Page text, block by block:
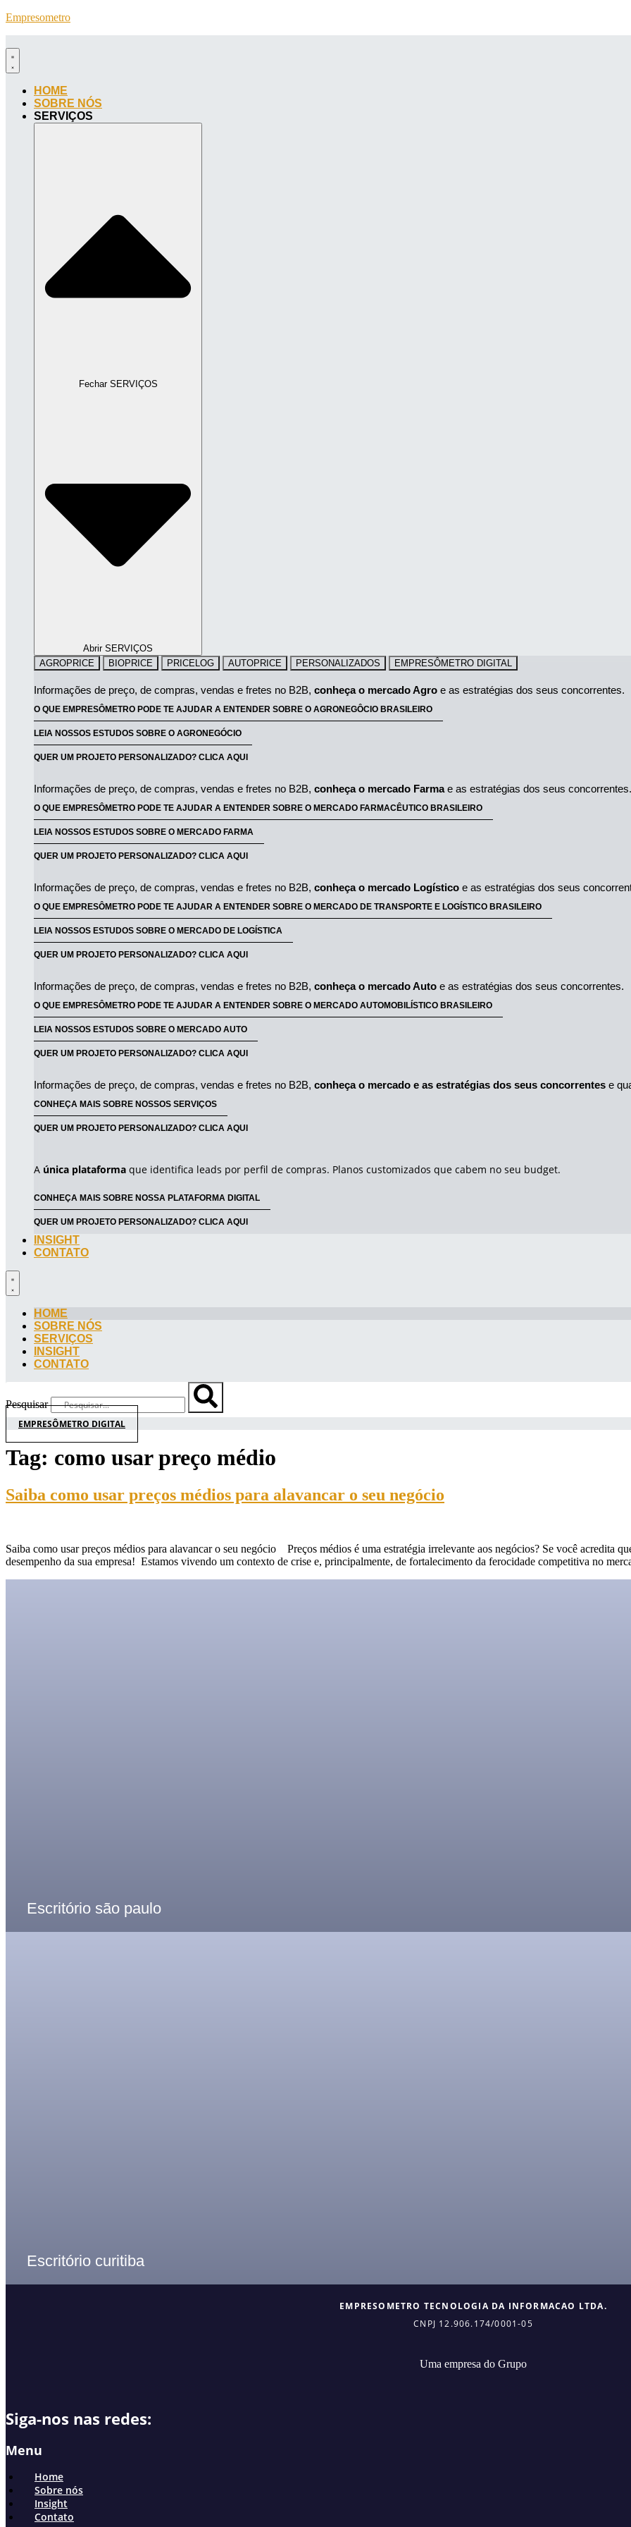
Empresometro
HOME
SOBRE NÓS
SERVIÇOS
Fechar SERVIÇOS
Abrir SERVIÇOS
AGROPRICE
BIOPRICE PRICELOG AUTOPRICE PERSONALIZADOS EMPRESÔMETRO DIGITAL
Informações de preço, de compras, vendas e fretes no B2B, conheça o mercado Agro e as estratégias dos seus concorrentes.
O QUE EMPRESÔMETRO PODE TE AJUDAR A ENTENDER SOBRE O AGRONEGÔCIO BRASILEIRO
LEIA NOSSOS ESTUDOS SOBRE O AGRONEGÓCIO
QUER UM PROJETO PERSONALIZADO? CLICA AQUI
Informações de preço, de compras, vendas e fretes no B2B, conheça o mercado Farma e as estratégias dos seus concorrentes.
O QUE EMPRESÔMETRO PODE TE AJUDAR A ENTENDER SOBRE O MERCADO FARMACÊUTICO BRASILEIRO
LEIA NOSSOS ESTUDOS SOBRE O MERCADO FARMA
QUER UM PROJETO PERSONALIZADO? CLICA AQUI
Informações de preço, de compras, vendas e fretes no B2B, conheça o mercado Logístico e as estratégias dos seus
O QUE EMPRESÔMETRO PODE TE AJUDAR A ENTENDER SOBRE O MERCADO DE TRANSPORTE E LOGÍSTICO BRASILEIRO
LEIA NOSSOS ESTUDOS SOBRE O MERCADO DE LOGÍSTICA
QUER UM PROJETO PERSONALIZADO? CLICA AQUI
Informações de preço, de compras, vendas e fretes no B2B, conheça o mercado Auto e as estratégias dos seus concorrentes.
O QUE EMPRESÔMETRO PODE TE AJUDAR A ENTENDER SOBRE O MERCADO AUTOMOBILÍSTICO BRASILEIRO
LEIA NOSSOS ESTUDOS SOBRE O MERCADO AUTO
QUER UM PROJETO PERSONALIZADO? CLICA AQUI
Informações de preço, de compras, vendas e fretes no B2B, conheça o mercado e as estratégias dos seus concorrentes e
CONHEÇA MAIS SOBRE NOSSOS SERVIÇOS
QUER UM PROJETO PERSONALIZADO? CLICA AQUI
A única plataforma que identifica leads por perfil de compras. Planos customizados que cabem no seu budget.
CONHEÇA MAIS SOBRE NOSSA PLATAFORMA DIGITAL
QUER UM PROJETO PERSONALIZADO? CLICA AQUI
INSIGHT
CONTATO
HOME
SOBRE NÓS
SERVIÇOS
INSIGHT
CONTATO
Pesquisar
EMPRESÔMETRO DIGITAL
Tag: como usar preço médio
Saiba como usar preços médios para alavancar o seu negócio
Saiba como usar preços médios para alavancar o seu negócio Preços médios é uma estratégia irrelevante aos negócios? Se você acredita
desempenho da sua empresa! Estamos vivendo um contexto de crise e, principalmente, de fortalecimento da ferocidade competitiva no
Escritório são paulo
Escritório curitiba
EMPRESOMETRO TECNOLOGIA DA INFORMACAO LTDA.
CNPJ 12.906.174/0001-05
Uma empresa do Grupo
Siga-nos nas redes:
Menu
Home
Sobre nós
Insight
Contato